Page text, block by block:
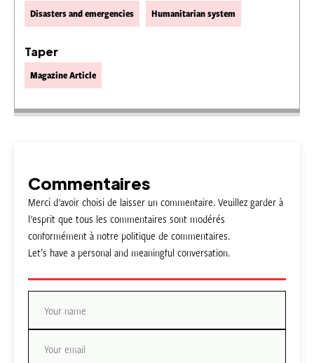
Disasters and emergencies Humanitarian system
Taper
Magazine Article
Commentaires
Merci d'avoir choisi de laisser un commentaire. Veuillez garder à
l'esprit que tous les commentaires sont modérés
conformément à notre politique de commentaires.
Let’s have a personal and meaningful conversation.